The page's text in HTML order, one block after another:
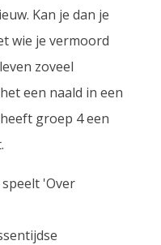
Kan je dan je
wie je vermoord
zoveel
een naald in een
groep 4 een
'Over